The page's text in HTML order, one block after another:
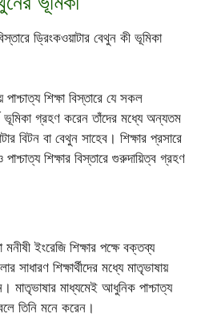
ড্রিংকওয়াটার বেথুন কী ভূমিকা
শিক্ষা বিস্তারে যে সকল
গ্রহণ করেন তাঁদের মধ্যে অন্যতম
বিটন বা বেথুন সাহেব। শিক্ষার প্রসারে
পাশ্চাত্য শিক্ষার বিস্তারে গুরুদায়িত্ব গ্রহণ
ইংরেজি শিক্ষার পক্ষে বক্তব্য
সাধারণ শিক্ষার্থীদের মধ্যে মাতৃভাষায়
মাতৃভাষার মাধ্যমেই আধুনিক পাশ্চাত্য
তিনি মনে করেন।